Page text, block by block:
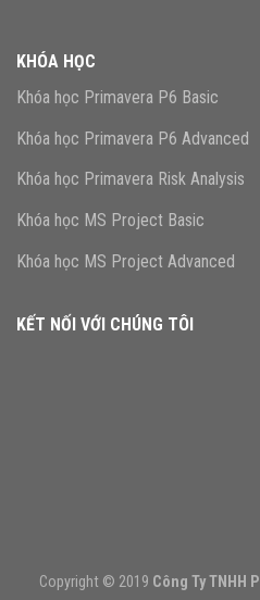
KHÓA HỌC
Khóa học Primavera P6 Basic
Khóa học Primavera P6 Advanced
Khóa học Primavera Risk Analysis
Khóa học MS Project Basic
Khóa học MS Project Advanced
KẾT NỐI VỚI CHÚNG TÔI
Copyright © 2019 Công Ty TNHH